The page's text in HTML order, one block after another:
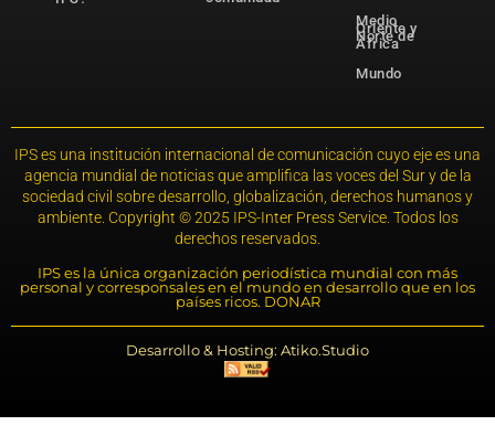
Medio
Oriente y
Norte de
África
Mundo
IPS es una institución internacional de comunicación cuyo eje es una
agencia mundial de noticias que amplifica las voces del Sur y de la
sociedad civil sobre desarrollo, globalización, derechos humanos y
ambiente. Copyright © 2025 IPS-Inter Press Service. Todos los
derechos reservados.
IPS es la única organización periodística mundial con más
personal y corresponsales en el mundo en desarrollo que en los
países ricos. DONAR
Desarrollo & Hosting: Atiko.Studio